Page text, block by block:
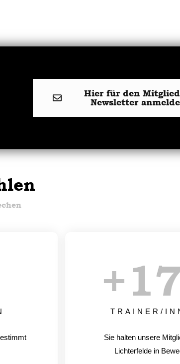
Hier für den
Newsletter
TRAINER/
+
Sie halten unsere
Lichterfelde in